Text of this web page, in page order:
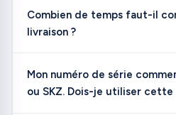
Combien de temps faut-il
livraison ?
Mon numéro de série
ou SKZ. Dois-je utiliser cette